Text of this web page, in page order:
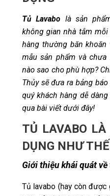
Tủ Lavabo là sản
không gian nhà tắm mỗi
hàng thường băn
mẫu sản phẩm và
nào sao cho phù hợp?
Thủy sẽ đưa ra bảng
quý khách hàng dễ
qua bài viết dưới đây!
TỦ LAVABO LÀ
DỤNG NHƯ
Giới thiệu khái quát về
Tủ lavabo (hay còn